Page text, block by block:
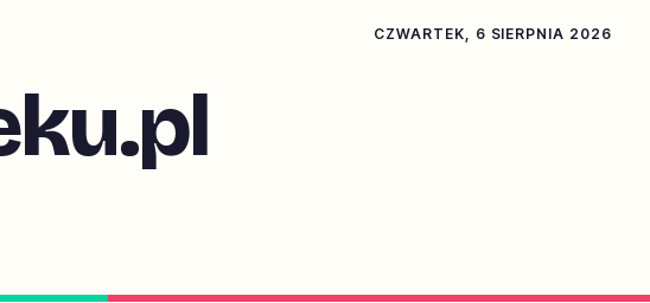
CZWARTEK, 6 SIERPNIA 2026